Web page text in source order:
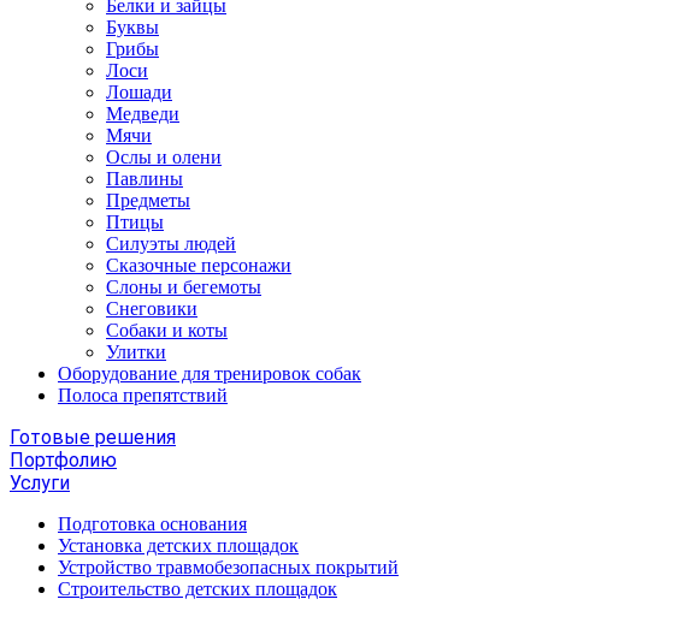
Белки и зайцы
Буквы
Грибы
Лоси
Лошади
Медведи
Мячи
Ослы и олени
Павлины
Предметы
Птицы
Силуэты людей
Сказочные персонажи
Слоны и бегемоты
Снеговики
Собаки и коты
Улитки
Оборудование для тренировок собак
Полоса препятствий
Готовые решения
Портфолию
Услуги
Подготовка основания
Установка детских площадок
Устройство травмобезопасных покрытий
Строительство детских площадок